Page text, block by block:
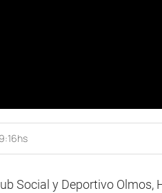
Social y Deportivo Olmos,